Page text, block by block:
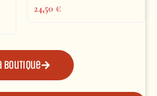
24,50€
boutique